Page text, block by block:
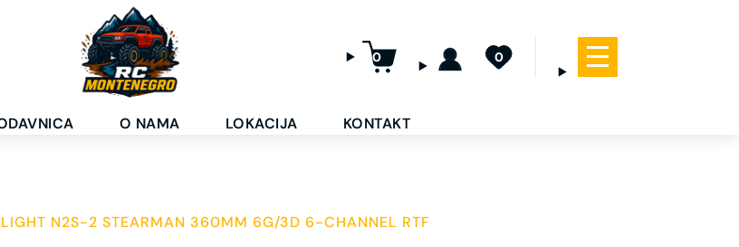
0 0
O NAMA LOKACIJA KONTAKT
N2S-2 STEARMAN 360MM 6G/3D 6-CHANNEL RTF